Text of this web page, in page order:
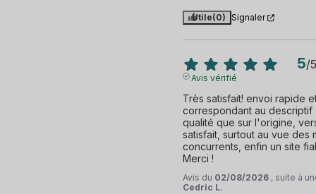
Utile(0) Signaler
5/5
Avis vérifié
Très satisfait! envoi rapide
correspondant au descriptif
qualité que sur l'origine,
satisfait, surtout au vue des
concurrents, enfin un site
Merci !
Avis du 02/08/2026 , suite à
Cedric L.